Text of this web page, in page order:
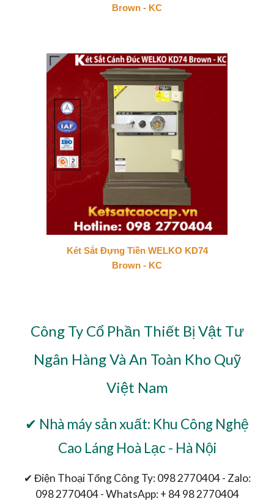
Brown - KC
Két Sắt Đựng Tiền WELKO KD74
Brown - KC
Công Ty Cổ Phần Thiết Bị Vật Tư
Ngân Hàng Và An Toàn Kho Quỹ
Việt Nam
✔ Nhà máy sản xuất: Khu Công Nghệ
Cao Láng Hoà Lạc - Hà Nội
✔ Điện Thoại Tổng Công Ty: 098 2770404 - Zalo:
098 2770404 - WhatsApp: + 84 98 2770404